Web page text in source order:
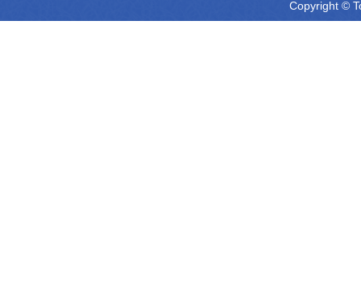
Copyright ©